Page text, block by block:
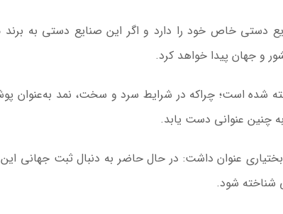
دستی خاص خود را دارد و اگر این صنایع دستی به
و جهان پیدا خواهد کرد.
شده است؛ چراکه در شرایط سرد و سخت، نمد به‌عنوان
چنین عنوانی دست یابد.
عنوان داشت: در حال حاضر به دنبال ثبت جهانی این
شناخته شود.